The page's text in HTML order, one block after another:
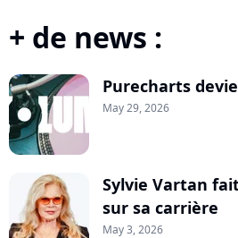
+ de news :
Purecharts
May 29, 2026
Sylvie Vartan
sur sa carrière
May 3, 2026